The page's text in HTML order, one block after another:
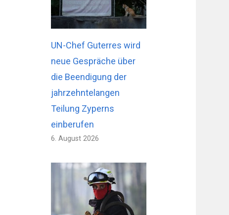
UN-Chef Guterres wird
neue Gespräche über
die Beendigung der
jahrzehntelangen
Teilung Zyperns
einberufen
6. August 2026